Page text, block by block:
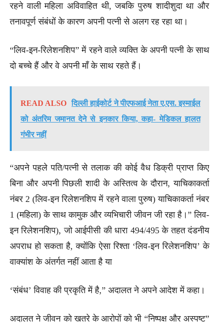
रहने वाली महिला अविवाहित थी, जबकि पुरुष शादीशुदा था और
तनावपूर्ण संबंधों के कारण अपनी पत्नी से अलग रह रहा था।
“लिव-इन-रिलेशनशिप” में रहने वाले व्यक्ति के अपनी पत्नी के साथ
दो बच्चे हैं और वे अपनी माँ के साथ रहते हैं।
READ ALSO
दिल्ली हाईकोर्ट ने पीएफआई नेता ए.एस. इस्माईल
को अंतरिम जमानत देने से इनकार किया, कहा- मेडिकल हालत
गंभीर नहीं
“अपने पहले पति/पत्नी से तलाक की कोई वैध डिक्री प्राप्त किए
बिना और अपनी पिछली शादी के अस्तित्व के दौरान, याचिकाकर्ता
नंबर 2 (लिव-इन रिलेशनशिप में रहने वाला पुरुष) याचिकाकर्ता नंबर
1 (महिला) के साथ कामुक और व्यभिचारी जीवन जी रहा है।” लिव-
इन रिलेशनशिप), जो आईपीसी की धारा 494/495 के तहत दंडनीय
अपराध हो सकता है, क्योंकि ऐसा रिश्ता ‘लिव-इन रिलेशनशिप’ के
वाक्यांश के अंतर्गत नहीं आता है या
‘संबंध’ विवाह की प्रकृति में है,” अदालत ने अपने आदेश में कहा।
अदालत ने जीवन को खतरे के आरोपों को भी “निष्पक्ष और अस्पष्ट”